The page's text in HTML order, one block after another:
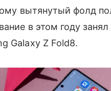
вытянутый фолд
в этом году
Galaxy Z Fold8.